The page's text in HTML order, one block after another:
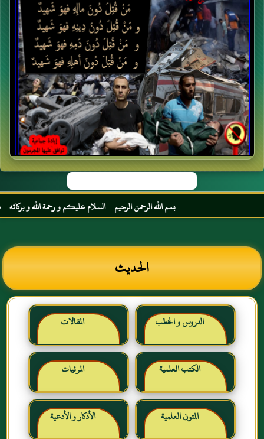
بسم الله الرحمن الرحيم السلام عليكم و رحمة الله و بركاته مرحبا بك
الحديث
الدروس و الخطب المقالات
الكتب العلمية المرئيات
المتون العلمية الأذكار و الأدعية